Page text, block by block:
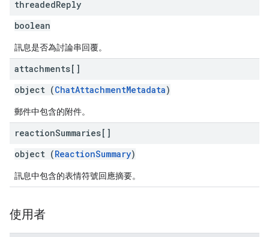
threadedReply
boolean
訊息是否為討論串回覆。
attachments[]
object (ChatAttachmentMetadata)
郵件中包含的附件。
reactionSummaries[]
object (ReactionSummary)
訊息中包含的表情符號回應摘要。
使用者